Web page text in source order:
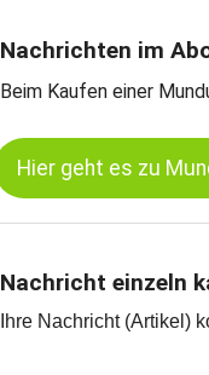
Nachrichten im
Beim Kaufen einer
Hier geht es zu
Nachricht einzeln
Ihre Nachricht (Artikel)